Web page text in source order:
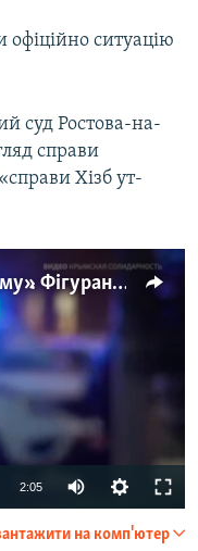
офіційно ситуацію
суд Ростова-на-
справи
Хізб ут-
«Методи сталінського режиму». Фігуранти красногвардійської «справи Хізб ут-Тахрір» виступили з останнім словом (відео)
available
2:05
на комп'ютер